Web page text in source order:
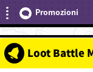
Promozioni
Loot Battle